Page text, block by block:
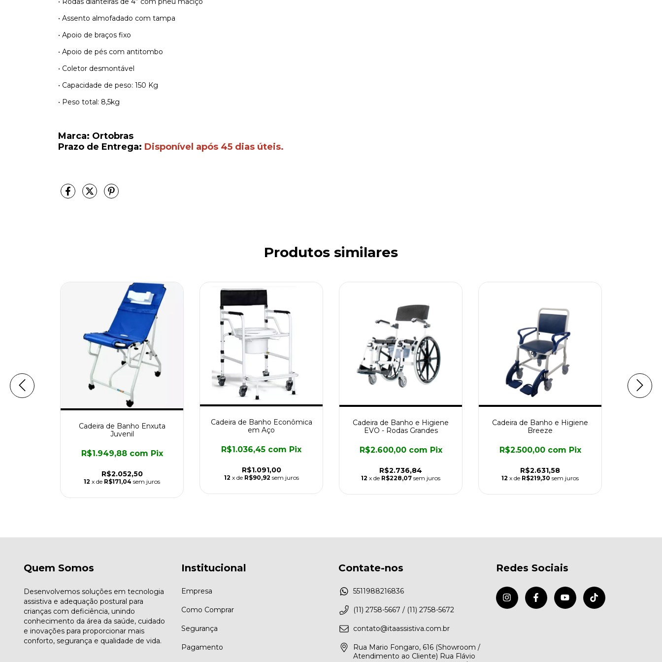
• Assento almofadado com tampa
• Apoio de braços fixo
• Apoio de pés com antitombo
• Coletor desmontável
• Capacidade de peso: 150 Kg
• Peso total: 8,5kg
Marca: Ortobras
Prazo de Entrega: Disponível após 45 dias úteis.
Produtos similares
Cadeira de Banho Enxuta
Juvenil
R$2.052,50
R$1.949,88 com Pix
12 x de R$171,04 sem juros
Cadeira de Banho Econômica
em Aço
R$1.091,00
R$1.036,45 com Pix
12 x de R$90,92 sem juros
Cadeira de Banho e Higiene
EVO - Rodas Grandes
R$2.736,84
R$2.600,00 com Pix
12 x de R$228,07 sem juros
Cadeira de Banho e Higiene
Breeze
R$2.631,58
R$2.500,00 com Pix
12 x de R$219,30 sem juros
Quem Somos
Desenvolvemos soluções em tecnologia
assistiva e adequação postural para
crianças com deficiência, unindo
conhecimento da área da saúde, cuidado
e inovações para proporcionar mais
conforto, segurança e qualidade de vida.
Institucional
Empresa
Como Comprar
Segurança
Pagamento
Contate-nos
5511988216836
(11) 2758-5667 / (11) 2758-5672
contato@itaassistiva.com.br
Rua Mario Fongaro, 616 (Showroom /
Atendimento ao Cliente) Rua Flávio
Redes Sociais